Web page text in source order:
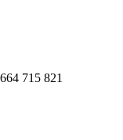
715 821